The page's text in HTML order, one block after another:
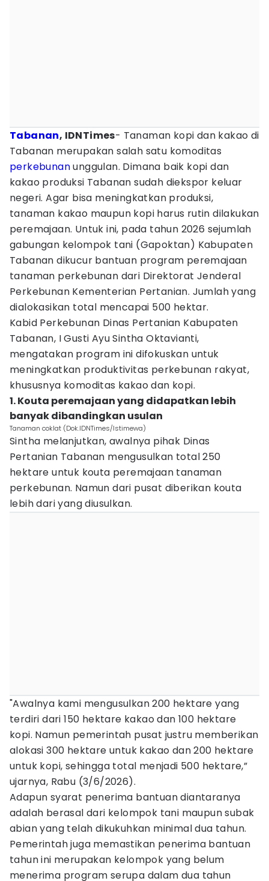
Tabanan, IDNTimes- Tanaman kopi dan kakao di
Tabanan merupakan salah satu komoditas
perkebunanunggulan. Dimana baik kopi dan
kakao produksi Tabanan sudah diekspor keluar
negeri. Agar bisa meningkatkan produksi,
tanaman kakao maupun kopi harus rutin dilakukan
peremajaan. Untuk ini, pada tahun 2026 sejumlah
gabungan kelompok tani (Gapoktan) Kabupaten
Tabanan dikucur bantuan program peremajaan
tanaman perkebunan dari Direktorat Jenderal
Perkebunan Kementerian Pertanian. Jumlah yang
dialokasikan total mencapai 500 hektar.
Kabid Perkebunan Dinas Pertanian Kabupaten
Tabanan, I Gusti Ayu Sintha Oktavianti,
mengatakan program ini difokuskan untuk
meningkatkan produktivitas perkebunan rakyat,
khususnya komoditas kakao dan kopi.
1. Kouta peremajaan yang didapatkan lebih
banyak dibandingkan usulan
Tanaman coklat (Dok.IDNTimes/Istimewa)
Sintha melanjutkan, awalnya pihak Dinas
Pertanian Tabanan mengusulkan total 250
hektare untuk kouta peremajaan tanaman
perkebunan. Namun dari pusat diberikan kouta
lebih dari yang diusulkan.
"Awalnya kami mengusulkan 200 hektare yang
terdiri dari 150 hektare kakao dan 100 hektare
kopi. Namun pemerintah pusat justru memberikan
alokasi 300 hektare untuk kakao dan 200 hektare
untuk kopi, sehingga total menjadi 500 hektare,”
ujarnya, Rabu (3/6/2026).
Adapun syarat penerima bantuan diantaranya
adalah berasal dari kelompok tani maupun subak
abian yang telah dikukuhkan minimal dua tahun.
Pemerintah juga memastikan penerima bantuan
tahun ini merupakan kelompok yang belum
menerima program serupa dalam dua tahun